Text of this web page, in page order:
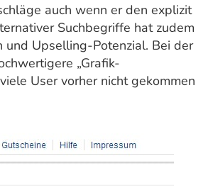
auch wenn er den explizit
Suchbegriffe hat zudem
und Upselling-Potenzial. Bei der
„Grafik-
User vorher nicht gekommen